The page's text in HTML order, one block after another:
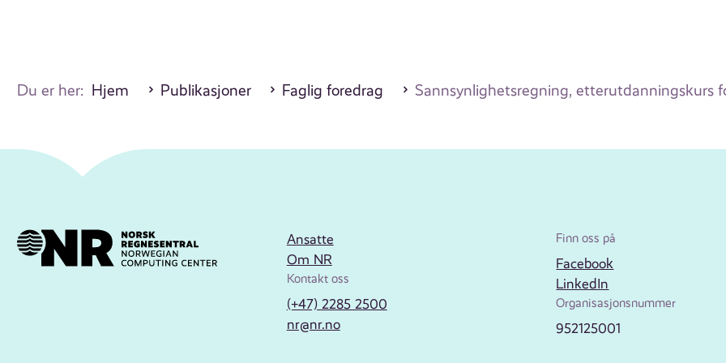
Du er her: Hjem Publikasjoner Faglig foredrag Sannsynlighetsregning, etterutdanningskurs
Ansatte
Om NR
Kontakt oss
(+47) 2285 2500
nr@nr.no
Finn oss på
Facebook
LinkedIn
Organisasjonsnummer
952125001